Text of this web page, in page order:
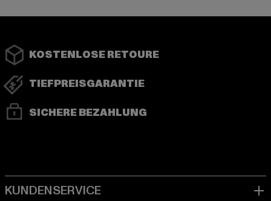
KOSTENLOSE RETOURE
TIEFPREISGARANTIE
SICHERE BEZAHLUNG